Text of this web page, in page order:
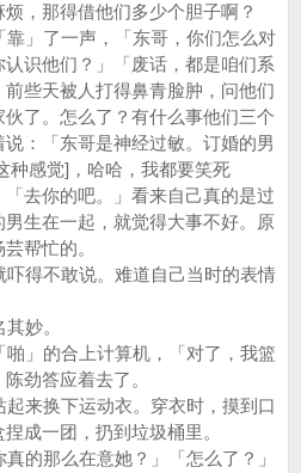
，那得借他们多少个胆子啊？
」了一声，「东哥，你们怎么对
识他们？」「废话，都是咱们系
些天被人打得鼻青脸肿，问他们
了。怎么了？有什么事他们三个
：「东哥是神经过敏。订婚的男
感觉]，哈哈，我都要笑死
去你的吧。」看来自己真的是过
生在一起，就觉得大事不好。原
帮忙的。
得不敢说。难道自己当时的表情
妙。
」的合上计算机，「对了，我篮
劲答应着去了。
来换下运动衣。穿衣时，摸到口
成一团，扔到垃圾桶里。
的那么在意她？」「怎么了？」